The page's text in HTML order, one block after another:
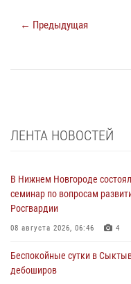
← Предыдущая
ЛЕНТА НОВОСТЕЙ
В Нижнем Новгороде
семинар по вопросам
Росгвардии
08 августа 2026, 06:46 4
Беспокойные сутки в
дебоширов